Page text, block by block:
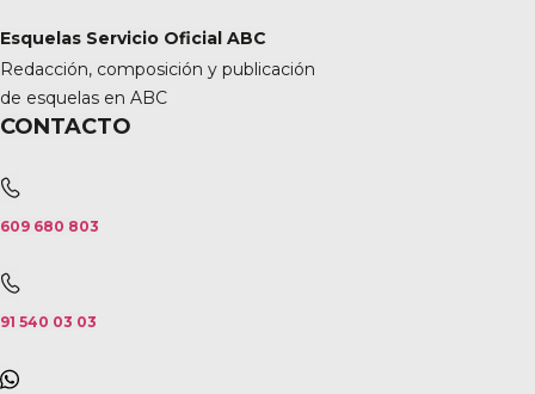
Esquelas Servicio Oficial ABC
Redacción, composición y publicación
de esquelas en ABC
CONTACTO
609 680 803
91 540 03 03